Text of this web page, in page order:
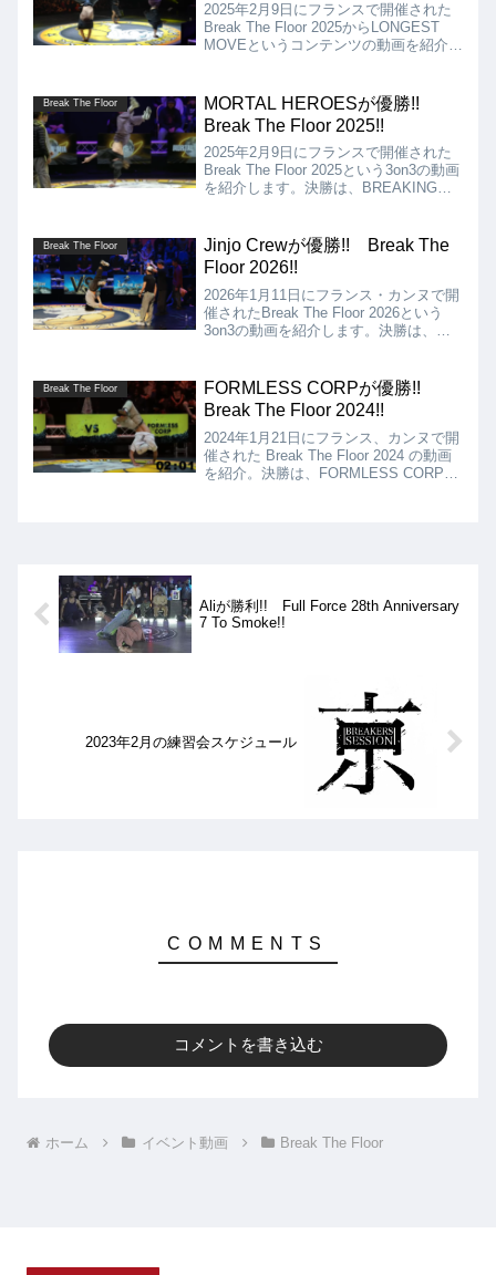
2025年2月9日にフランスで開催された
Break The Floor 2025からLONGEST
MOVEというコンテンツの動画を紹介し
ルボースピンなどのスピン系の技でどれ
だけ長く回っていられるかを競うバトル
です!!
Break The Floor
MORTAL HEROESが優勝!!
Break The Floor 2025!!
2025年2月9日にフランスで開催された
Break The Floor 2025という3on3の動画
を紹介します。決勝は、BREAKING
勝となりました!!
Break The Floor
Jinjo Crewが優勝!! Break The
Floor 2026!!
2026年1月11日にフランス・カンヌで開
催されたBreak The Floor 2026という
3on3の動画を紹介します。決勝は、
した!!
Break The Floor
FORMLESS CORPが優勝!!
Break The Floor 2024!!
2024年1月21日にフランス、カンヌで開
催された Break The Floor 2024 の動画
を紹介。決勝は、FORMLESS CORP
Aliが勝利!! Full Force 28th Anniversary
7 To Smoke!!
2023年2月の練習会スケジュール
コメントを書き込む
ホーム イベント動画 Break The Floor